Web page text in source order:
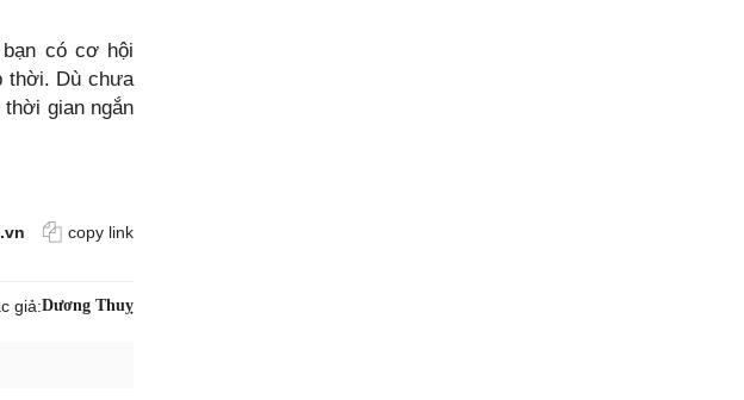
có cơ hội
thời. Dù chưa
thời gian ngắn
copy link
giả:Dương Thuỵ